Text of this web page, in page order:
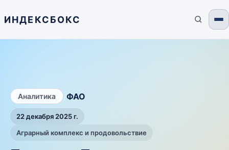
ИНДЕКСБОКС
Аналитика ФАО
22 декабря 2025 г.
Аграрный комплекс и продовольствие